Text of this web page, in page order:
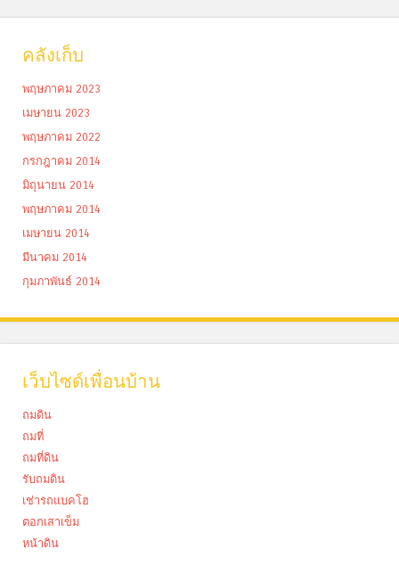
คลังเก็บ
พฤษภาคม 2023
เมษายน 2023
พฤษภาคม 2022
กรกฎาคม 2014
มิถุนายน 2014
พฤษภาคม 2014
เมษายน 2014
มีนาคม 2014
กุมภาพันธ์ 2014
เว็บไซด์เพื่อนบ้าน
ถมดิน
ถมที่
ถมที่ดิน
รับถมดิน
เช่ารถแบคโฮ
ตอกเสาเข็ม
หน้าดิน